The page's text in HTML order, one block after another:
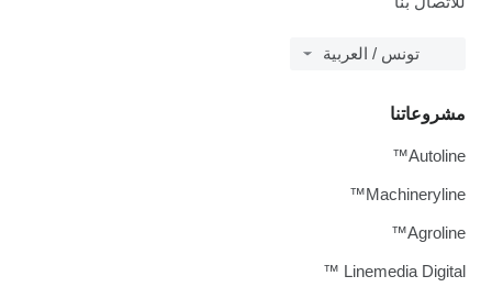
تونس / العربية
مشروعاتنا
Autoline™
Machineryline™
Agroline™
Linemedia Digital ™